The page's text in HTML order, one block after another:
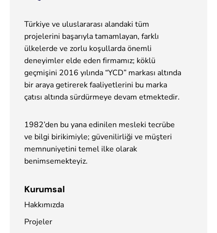
Türkiye ve uluslararası alandaki tüm
projelerini başarıyla tamamlayan, farklı
ülkelerde ve zorlu koşullarda önemli
deneyimler elde eden firmamız; köklü
geçmişini 2016 yılında “YCD” markası altında
bir araya getirerek faaliyetlerini bu marka
çatısı altında sürdürmeye devam etmektedir.
1982’den bu yana edinilen mesleki tecrübe
ve bilgi birikimiyle; güvenilirliği ve müşteri
memnuniyetini temel ilke olarak
benimsemekteyiz.
Kurumsal
Hakkımızda
Projeler